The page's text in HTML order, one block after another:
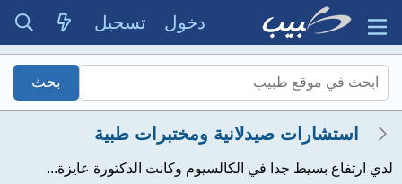
دخول تسجيل
استشارات صيدلانية ومختبرات طبية
لدي ارتفاع بسيط جدا في الكالسيوم وكانت الدكتورة عايزة...